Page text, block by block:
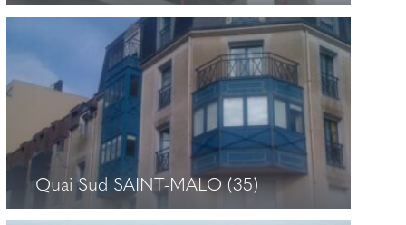
Liloé SAINT-MALO (35)
+
Quai Sud SAINT-MALO (35)